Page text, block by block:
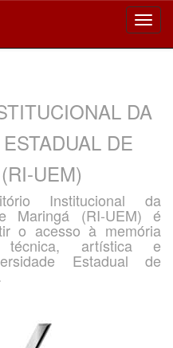
DA
DE
UEM)
Institucional da
Maringá (RI-UEM) é
o acesso à memória
técnica, artística e
Estadual de